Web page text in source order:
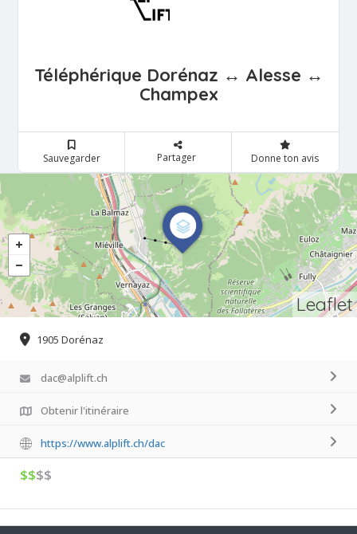
Téléphérique Dorénaz ↔ Alesse ↔
Champex
Sauvegarder Partager Donne ton avis
Leaflet
1905 Dorénaz
dac@alplift.ch
Obtenir l'itinéraire
https://www.alplift.ch/dac
$$$$